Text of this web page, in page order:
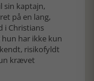
sin kaptajn,
på en lang,
i Christians
hun har ikke kun
risikofyldt
krævet